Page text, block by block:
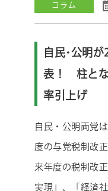
コラム
自民･公明
表！ 柱とな
率引上げ
自民・公明両党
度の与党税制改
来年度の税制改
実現」、「経済